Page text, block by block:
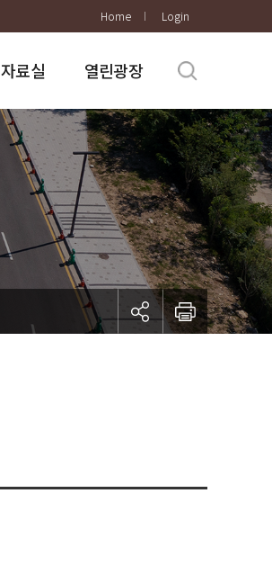
Home Login
자료실 열린광장